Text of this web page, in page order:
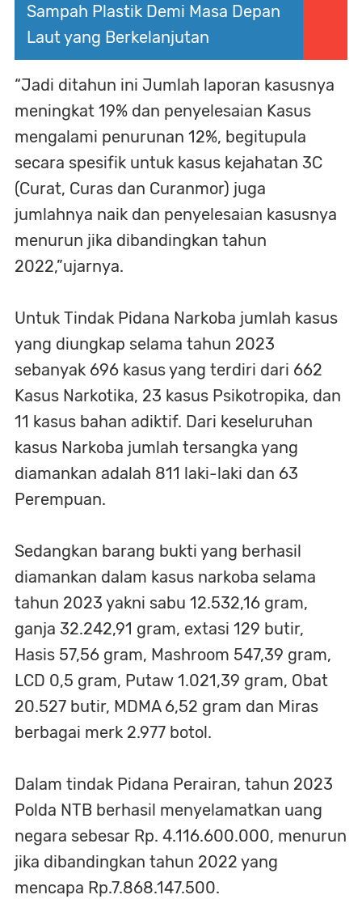
Sampah Plastik Demi Masa Depan
Laut yang Berkelanjutan
“Jadi ditahun ini Jumlah laporan kasusnya
meningkat 19% dan penyelesaian Kasus
mengalami penurunan 12%, begitupula
secara spesifik untuk kasus kejahatan 3C
(Curat, Curas dan Curanmor) juga
jumlahnya naik dan penyelesaian kasusnya
menurun jika dibandingkan tahun
2022,”ujarnya.
Untuk Tindak Pidana Narkoba jumlah kasus
yang diungkap selama tahun 2023
sebanyak 696 kasus yang terdiri dari 662
Kasus Narkotika, 23 kasus Psikotropika, dan
11 kasus bahan adiktif. Dari keseluruhan
kasus Narkoba jumlah tersangka yang
diamankan adalah 811 laki-laki dan 63
Perempuan.
Sedangkan barang bukti yang berhasil
diamankan dalam kasus narkoba selama
tahun 2023 yakni sabu 12.532,16 gram,
ganja 32.242,91 gram, extasi 129 butir,
Hasis 57,56 gram, Mashroom 547,39 gram,
LCD 0,5 gram, Putaw 1.021,39 gram, Obat
20.527 butir, MDMA 6,52 gram dan Miras
berbagai merk 2.977 botol.
Dalam tindak Pidana Perairan, tahun 2023
Polda NTB berhasil menyelamatkan uang
negara sebesar Rp. 4.116.600.000, menurun
jika dibandingkan tahun 2022 yang
mencapa Rp.7.868.147.500.